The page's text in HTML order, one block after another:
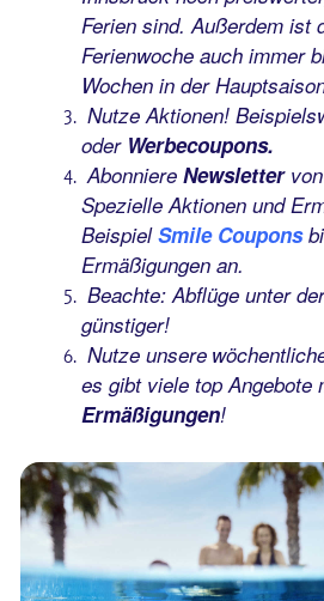
Ferien sind. Außerdem ist
Ferienwoche auch immer
Wochen in der
Nutze Aktionen!
oder Werbecoupons.
Abonniere Newslettervon
Spezielle Aktionen und
BeispielSmile Coupons
Ermäßigungen an.
Beachte: Abflüge unter
günstiger!
Nutze unsere
es gibt viele top Angebote
Ermäßigungen!